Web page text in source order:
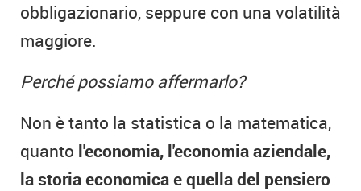
obbligazionario, seppure con una volatilità
maggiore.
Perché possiamo affermarlo?
Non è tanto la statistica o la matematica,
quanto l'economia, l'economia aziendale,
la storia economica e quella del pensiero